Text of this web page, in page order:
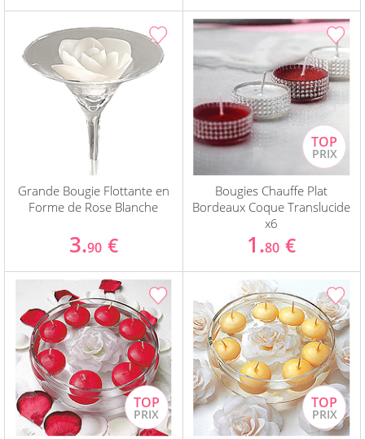
Grande Bougie Flottante en
Forme de Rose Blanche
3.90 €
Bougies Chauffe Plat
Bordeaux Coque Translucide
x6
1.80 €